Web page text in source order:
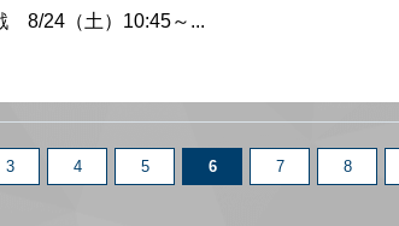
8/24（土）10:45～...
3 4 5 6 7 8